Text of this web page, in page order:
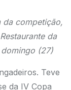
da competição,
da
(27)
Teve
da IV Copa